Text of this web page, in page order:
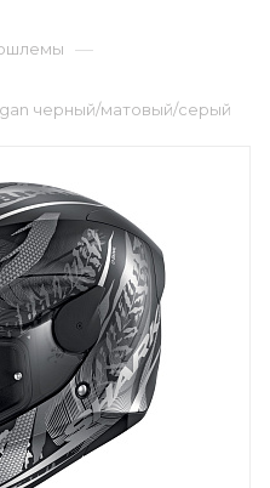
—
черный/матовый/серый